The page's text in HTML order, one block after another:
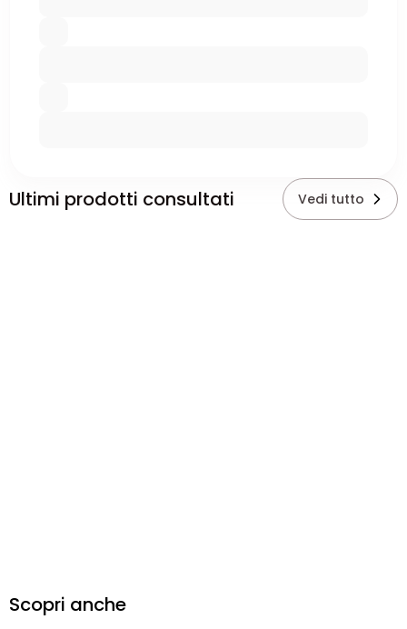
Ultimi prodotti consultati Vedi tutto
Scopri anche